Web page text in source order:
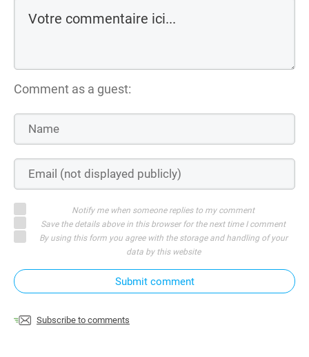
Comment as a guest:
Notify me when someone replies to my comment
Save the details above in this browser for the next time I comment
By using this form you agree with the storage and handling of your
data by this website
Submit comment
Subscribe to comments